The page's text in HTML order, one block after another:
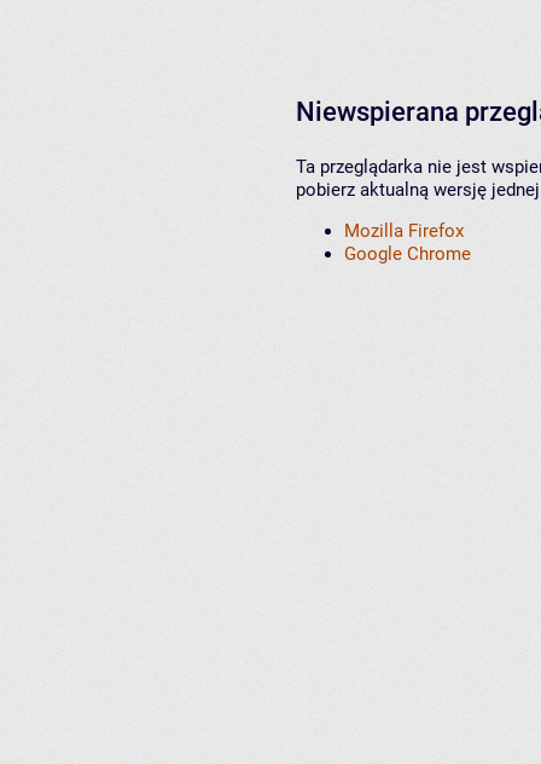
Niewspierana
Ta przeglądarka nie jest
pobierz aktualną wersję
Mozilla Firefox
Google Chrome